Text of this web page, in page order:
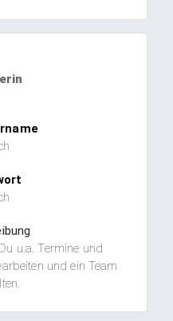
u.a. Termine und
und ein Team